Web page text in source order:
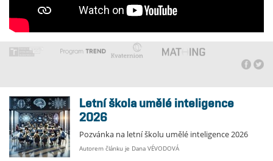
Letní škola umělé inteligence
2026
Pozvánka na letní školu umělé inteligence 2026
Autorem článku je Dana VÉVODOVÁ